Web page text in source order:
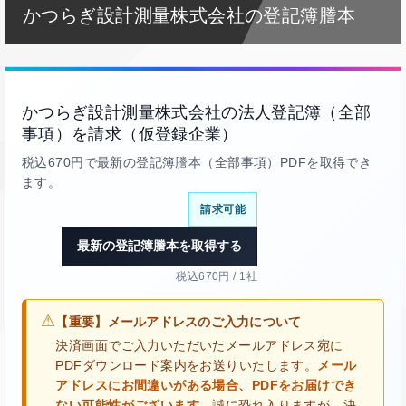
かつらぎ設計測量株式会社の登記簿謄本
かつらぎ設計測量株式会社の法人登記簿（全部
事項）を請求（仮登録企業）
税込670円で最新の登記簿謄本（全部事項）PDFを取得でき
ます。
請求可能
最新の登記簿謄本を取得する
税込670円 / 1社
⚠ 【重要】メールアドレスのご入力について
決済画面でご入力いただいたメールアドレス宛に
PDFダウンロード案内をお送りいたします。
メール
アドレスにお間違いがある場合、PDFをお届けでき